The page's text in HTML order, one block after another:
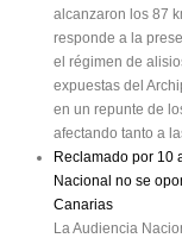
alcanzaron los 87
responde a la
el régimen de
expuestas del
en un repunte de
afectando tanto a
Reclamado por 10
Nacional no se
Canarias
La Audiencia